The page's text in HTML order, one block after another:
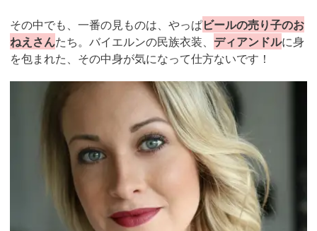
その中でも、一番の見ものは、やっぱビールの売り子のお
ねえさんたち。バイエルンの民族衣装、 ディアンドルに身
を包まれた、その中身が気になって仕方ないです！